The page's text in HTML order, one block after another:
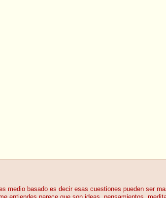
medio basado es decir esas cuestiones pueden ser